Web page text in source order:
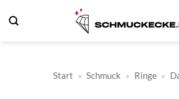
Inhalt
Start » Schmuck » Ringe »